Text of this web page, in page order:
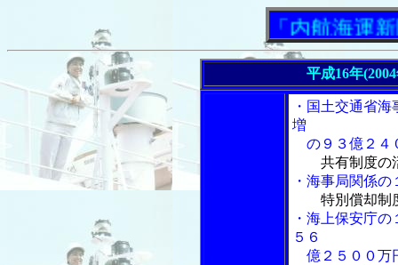
「内航海運新聞」
平成16年
・国土交通省
増
の９３億２４
共有制度の
・海事局関係
特別償却制
・海上保安庁
５６
億２５００万